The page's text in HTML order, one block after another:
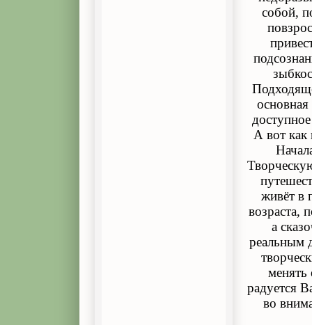
собой,
А вот как
живёт в
возраста,
а
реальным
менять
радуется
во